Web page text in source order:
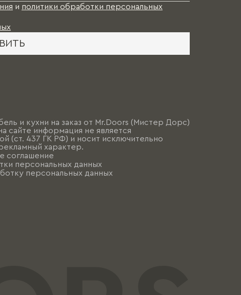
и политики обработки персональных
и кухни на заказ от Mr.Doors (Мистер Дорс)
сайте информация не является
(ст. 437 ГК РФ) и носит исключительно
характер.
соглашение
персональных данных
персональных данных